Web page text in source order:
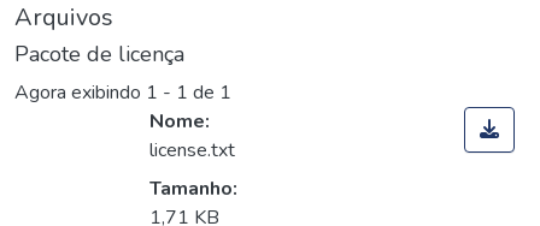
Arquivos
Pacote de licença
Agora exibindo 1 - 1 de 1
Nome:
license.txt
Tamanho:
1,71 KB